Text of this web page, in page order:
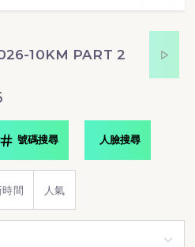
10KM PART 2
號碼搜尋 人臉搜尋
時間 人氣